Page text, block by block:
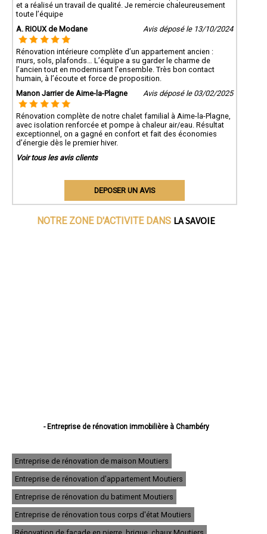
et a réalisé un travail de qualité. Je remercie chaleureusement
toute l’équipe
A. RIOUX de Modane
Avis déposé le 13/10/2024
Rénovation intérieure complète d’un appartement ancien :
murs, sols, plafonds… L’équipe a su garder le charme de
l’ancien tout en modernisant l’ensemble. Très bon contact
humain, à l’écoute et force de proposition.
Manon Jarrier de Aime-la-Plagne
Avis déposé le 03/02/2025
Rénovation complète de notre chalet familial à Aime-la-Plagne,
avec isolation renforcée et pompe à chaleur air/eau. Résultat
exceptionnel, on a gagné en confort et fait des économies
d’énergie dès le premier hiver.
Voir tous les avis clients
DEPOSER UN AVIS
NOTRE ZONE D'ACTIVITE DANS LA SAVOIE
- Entreprise de rénovation immobilière à Chambéry
- Entreprise de rénovation immobilière à La Motte-Servolex
- Entreprise de rénovation immobilière à Saint-Jean-de-Maurienne
- Entreprise de rénovation immobilière à Bourg-Saint-Maurice
- Entreprise de rénovation immobilière à La Ravoire
- Entreprise de rénovation immobilière à Ugine
- Entreprise de rénovation immobilière à Cognin
- Entreprise de rénovation immobilière à Saint-Alban-Leysse
Entreprise de rénovation de maison Moutiers
Entreprise de rénovation d'appartement Moutiers
Entreprise de rénovation du batiment Moutiers
Entreprise de rénovation tous corps d'état Moutiers